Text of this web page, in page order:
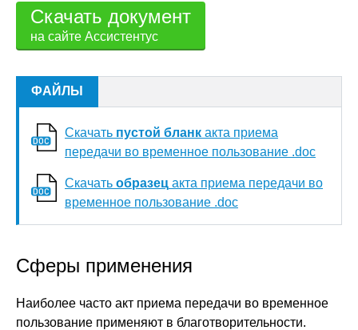
Скачать документ
на сайте Ассистентус
ФАЙЛЫ
Скачать пустой бланк акта приема
передачи во временное пользование .doc
Скачать образец акта приема передачи во
временное пользование .doc
Сферы применения
Наиболее часто акт приема передачи во временное
пользование применяют в благотворительности.